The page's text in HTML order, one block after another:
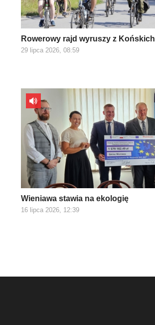
Rowerowy rajd wyruszy z Końskich
29 lipca 2026, 08:59
Wieniawa stawia na ekologię
16 lipca 2026, 12:39